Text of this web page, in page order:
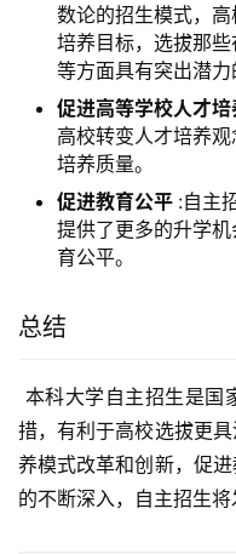
数论的招生模式，
培养目标，选拔那
等方面具有突出潜力
促进高等学校人才
高校转变人才培养
培养质量。
促进教育公平 :自主
提供了更多的升学
育公平。
总结
措，有利于高校选拔更
养模式改革和创新，促
的不断深入，自主招生将